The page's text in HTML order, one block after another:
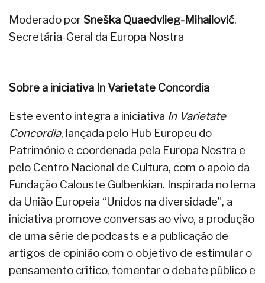
Moderado porSneška Quaedvlieg-Mihailović,
Secretária-Geral da Europa Nostra
Sobre a iniciativa In Varietate Concordia
Este evento integra a iniciativa In Varietate
Concordia, lançada pelo Hub Europeu do
Património e coordenada pela Europa Nostra e
pelo Centro Nacional de Cultura, com o apoio da
Fundação Calouste Gulbenkian. Inspirada no lema
da União Europeia “Unidos na diversidade”, a
iniciativa promove conversas ao vivo, a produção
de uma série de podcasts e a publicação de
artigos de opinião com o objetivo de estimular o
pensamento crítico, fomentar o debate público e